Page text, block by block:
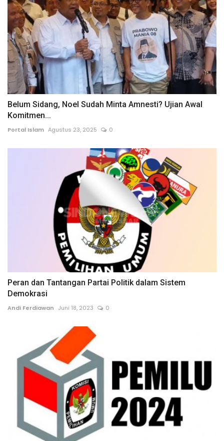
Belum Sidang, Noel Sudah Minta Amnesti? Ujian Awal
Komitmen...
Portal Islam Agustus 23, 2025 0
Peran dan Tantangan Partai Politik dalam Sistem
Demokrasi
Andi Ferdiawan Juni 18, 2023 0